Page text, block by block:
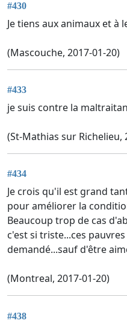
#430
Je tiens aux animaux et à
(Mascouche, 2017-01-20)
#433
je suis contre la
(St-Mathias sur Richelieu,
#434
Je crois qu'il est grand
pour améliorer la
Beaucoup trop de cas
c'est si triste...ces
demandé...sauf d'être
(Montreal, 2017-01-20)
#438